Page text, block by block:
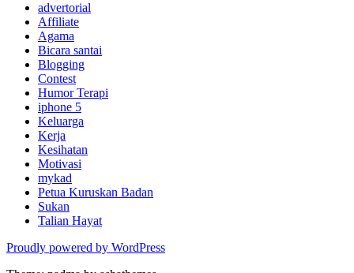
advertorial
Affiliate
Agama
Bicara santai
Blogging
Contest
Humor Terapi
iphone 5
Keluarga
Kerja
Kesihatan
Motivasi
mykad
Petua Kuruskan Badan
Sukan
Talian Hayat
Proudly powered by WordPress